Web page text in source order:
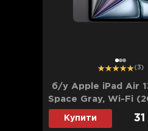
12 3
(3)
б/у Apple iPad Air
Space Gray, Wi-Fi
(MCNH4)
Купити